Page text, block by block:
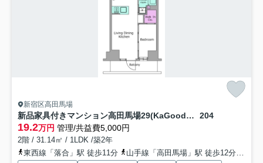
新宿区高田馬場
新品家具付きマンション高田馬場29(KaGood東京) 204
19.2万円 管理/共益費5,000円
2階 / 31.14㎡ / 1LDK /築2年
東西線「落合」駅 徒歩11分
山手線「高田馬場」駅 徒歩12分